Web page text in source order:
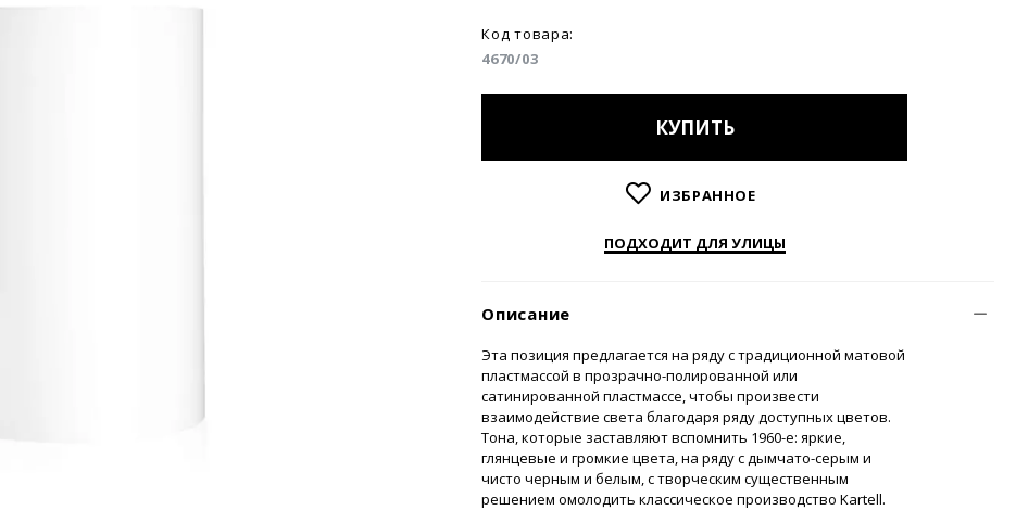
Код товара:
4670/03
КУПИТЬ
ИЗБРАННОЕ
ПОДХОДИТ ДЛЯ УЛИЦЫ
Описание
Эта позиция предлагается на ряду с традиционной матовой
пластмассой в прозрачно-полированной или
сатинированной пластмассе, чтобы произвести
взаимодействие света благодаря ряду доступных цветов.
Тона, которые заставляют вспомнить 1960-е: яркие,
глянцевые и громкие цвета, на ряду с дымчато-серым и
чисто черным и белым, с творческим существенным
решением омолодить классическое производство Kartell.